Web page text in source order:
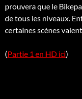
prouvera que le
de tous les niveaux.
certaines scènes
(Partie 1 en HD ici)